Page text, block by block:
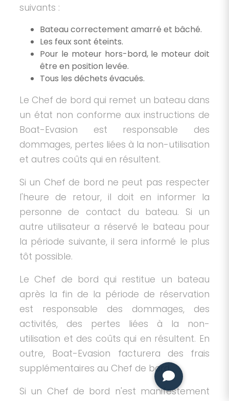
suivants :
Bateau correctement amarré et bâché.
Les feux sont éteints.
Pour le moteur hors-bord, le moteur doit
être en position levée.
Tous les déchets évacués.
Le Chef de bord qui remet un bateau dans
un état non conforme aux instructions de
Boat-Evasion est responsable des
dommages, pertes liées à la non-utilisation
et autres coûts qui en résultent.
Si un Chef de bord ne peut pas respecter
l'heure de retour, il doit en informer la
personne de contact du bateau. Si un
autre utilisateur a réservé le bateau pour
la période suivante, il sera informé le plus
tôt possible.
Le Chef de bord qui restitue un bateau
après la fin de la période de réservation
est responsable des dommages, des
activités, des pertes liées à la non-
utilisation et des coûts qui en résultent. En
outre, Boat-Evasion facturera des frais
supplémentaires au Chef de bord.
Si un Chef de bord n'est manifestement